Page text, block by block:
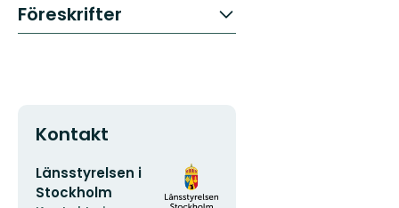
Föreskrifter
Kontakt
E-
postadress
Länsstyrelsen i
Stockholm
Organisationens
logotyp